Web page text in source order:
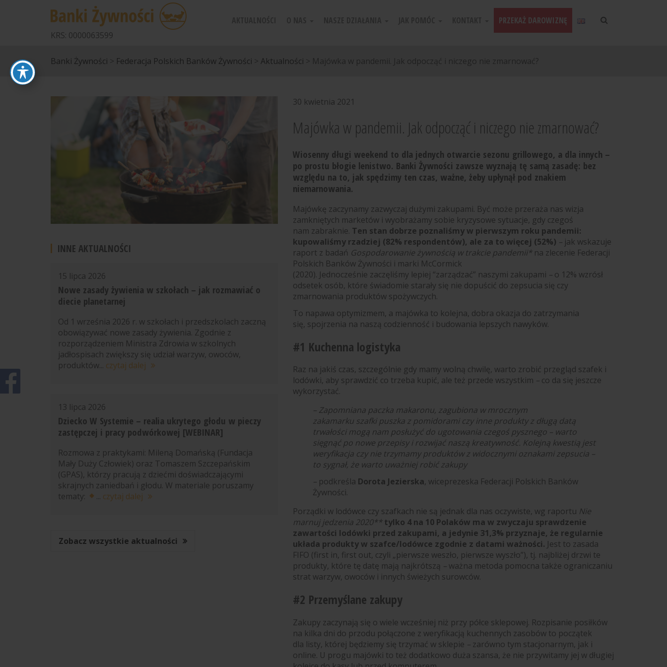
KRS: 0000063599
PRZEKAŻ DAROWIZNĘ
Banki Żywności > Federacja Polskich Banków Żywności > Aktualności > Majówka w pandemii. Jak odpocząć i niczego nie zmarnować?
30 kwietnia 2021
Majówka w pandemii. Jak odpocząć i niczego nie zmarnować?
Wiosenny długi weekend to dla jednych otwarcie sezonu grillowego, a dla innych –
po prostu błogie lenistwo. Banki Żywności zawsze wyznają tę samą zasadę: bez
względu na to, jak spędzimy ten czas, ważne, żeby upłynął pod znakiem
niemarnowania.
Majówkę zaczynamy zazwyczaj dużymi zakupami. Być może przeraża nas wizja
zamkniętych marketów i wyobrażamy sobie kryzysowe sytuacje, gdy czegoś
nam zabraknie. Ten stan dobrze poznaliśmy w pierwszym roku pandemii:
kupowaliśmy rzadziej (82% respondentów), ale za to więcej (52%) –jak wskazuje
raport z badań Gospodarowanie żywnością w trakcie pandemii* na zlecenie Federacji
Polskich Banków Żywności i marki McCormick
(2020). Jednocześnie zaczęliśmy lepiej “zarządzać” naszymi zakupami –o 12% wzrósł
odsetek osób, które świadomie starały się nie dopuścić do zepsucia się czy
zmarnowania produktów spożywczych.
To napawa optymizmem, a majówka to kolejna, dobra okazja do zatrzymania
się, spojrzenia na naszą codzienność i budowania lepszych nawyków.
#1 Kuchenna logistyka
Raz na jakiś czas, szczególnie gdy mamy wolną chwilę, warto zrobić przegląd szafek i
lodówki, aby sprawdzić co trzeba kupić, ale też przede wszystkim –co da się jeszcze
wykorzystać.
– Zapomniana paczka makaronu, zagubiona w mrocznym
zakamarku szafki puszka z pomidorami czy inne produkty z długą datą
trwałości mogą nam posłużyć do ugotowania czegoś pysznego – warto
sięgnąć po nowe przepisy i rozwijać naszą kreatywność. Kolejną kwestią jest
weryfikacja czy nie trzymamy produktów z widocznymi oznakami zepsucia –
to sygnał, że warto uważniej robić zakupy
–podkreśla Dorota Jezierska, wiceprezeska Federacji Polskich Banków
Żywności.
Porządki w lodówce czy szafkach nie są jednak dla nas oczywiste, wg raportu Nie
marnuj jedzenia 2020** tylko 4 na 10 Polaków ma w zwyczaju sprawdzenie
zawartości lodówki przed zakupami, a jedynie 31,3% przyznaje, że regularnie
układa produkty w szafce/lodówce zgodnie z datami ważności. Jest to zasada
FIFO (first in, first out, czyli „pierwsze weszło, pierwsze wyszło”), tj. najbliżej drzwi te
produkty, które tę datę mają najkrótszą – ważna metoda pomocna także ograniczaniu
strat warzyw, owoców i innych świeżych surowców.
#2 Przemyślane zakupy
Zakupy zaczynają się o wiele wcześniej niż przy półce sklepowej. Rozpisanie posiłków
na kilka dni do przodu połączone z weryfikacją kuchennych zasobów to początek
dla listy, której będziemy się trzymać w sklepie –zarówno tym stacjonarnym, jak i
online. U progu majówki to też dodatkowo duża szansa, że nie przywitamy jej w długiej
INNE AKTUALNOŚCI
15 lipca 2026
Nowe zasady żywienia w szkołach – jak rozmawiać o
diecie planetarnej
Od 1 września 2026 r. w szkołach i przedszkolach zaczną
obowiązywać nowe zasady żywienia. Zgodnie z
rozporządzeniem Ministra Zdrowia w szkolnych
jadłospisach zwiększy się udział warzyw, owoców,
produktów... czytaj dalej
13 lipca 2026
Dziecko W Systemie – realia ukrytego głodu w pieczy
zastępczej i pracy podwórkowej [WEBINAR]
Rozmowa z praktykami: Mileną Domańską (Fundacja
Mały Duży Człowiek) oraz Tomaszem Szczepańskim
(GPAS), którzy pracują z dziećmi doświadczającymi
skrajnych zaniedbań i głodu. W materiale poruszamy
tematy:
... czytaj dalej
Zobacz wszystkie aktualności